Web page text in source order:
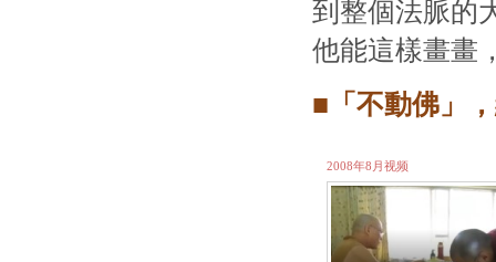
到整個法脈的
他能這樣畫畫
■「不動佛」
2008年8月视频